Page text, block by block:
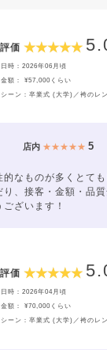
価
日時：2026年06月頃
金額： ¥57,000くらい
シーン：卒業式 (大学)／袴のレ
店内★★★★★ 5
的なものが多くとて
り、接客・金額・品
ざいます！
価
時：2026年04月頃
金額： ¥70,000くらい
シーン：卒業式 (大学)／袴のレ